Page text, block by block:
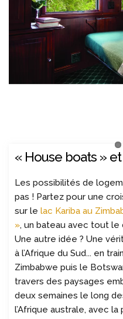
« House boats »
Les possibilités de
pas ! Partez pour une
sur le lac Kariba au
», un bateau avec tout le
Une autre idée ? Une
à l’Afrique du Sud... en
Zimbabwe puis le
travers des paysages
deux semaines le long
l’Afrique australe, avec